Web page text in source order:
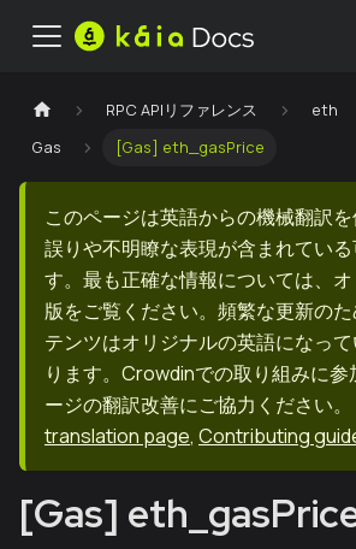
RPC APIリファレンス
eth
Gas
[Gas] eth_gasPrice
このページは英語からの機械翻訳を
誤りや不明瞭な表現が含まれてい
す。最も正確な情報については、
版をご覧ください。頻繁な更新の
テンツはオリジナルの英語になっ
ります。Crowdinでの取り組みに
ージの翻訳改善にご協力ください。
translation page, Contributing
[Gas]